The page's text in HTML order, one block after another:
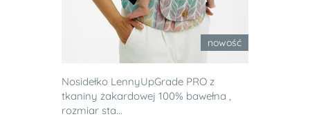
nowość
Nosidełko LennyUpGrade PRO z
tkaniny żakardowej 100% bawełna ,
rozmiar sta...